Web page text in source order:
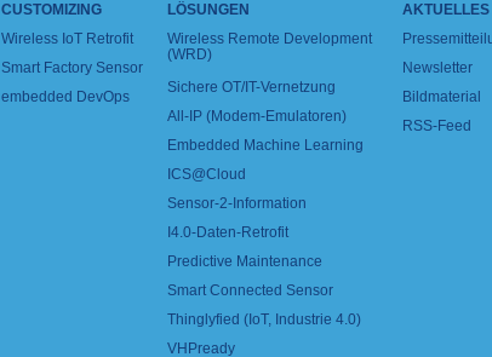
CUSTOMIZING
Wireless IoT Retrofit
Smart Factory Sensor
embedded DevOps
LÖSUNGEN
Wireless Remote Development
(WRD)
Sichere OT/IT-Vernetzung
All-IP (Modem-Emulatoren)
Embedded Machine Learning
ICS@Cloud
Sensor-2-Information
I4.0-Daten-Retrofit
Predictive Maintenance
Smart Connected Sensor
Thinglyfied (IoT, Industrie 4.0)
VHPready
AKTUELLES
Newsletter
Bildmaterial
RSS-Feed